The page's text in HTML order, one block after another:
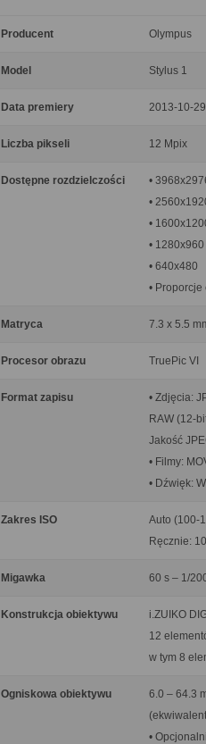
Producent Olympus
Model Stylus 1
Data premiery 2013-10-29
Liczba pikseli 12 Mpix
Dostępne rozdzielczości
•
•
•
• 1280x960
• 640x480
•
Matryca 7.3 x 5.5
Procesor obrazu TruePic VI
Format zapisu
• Zdjęcia:
RAW (12-
Jakość
• Filmy:
• Dźwięk:
Zakres ISO
Auto (100-
Ręcznie:
Migawka 60 s – 1/
Konstrukcja obiektywu
i.ZUIKO
12
w tym 8
Ogniskowa obiektywu
6.0 – 64.3
•